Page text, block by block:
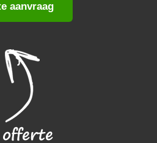
aanvraag